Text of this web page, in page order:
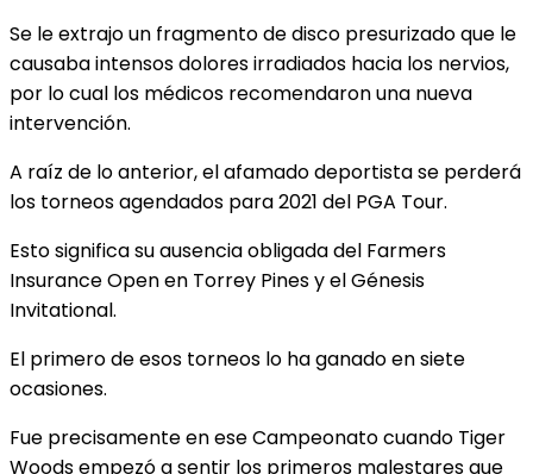
Se le extrajo un fragmento de disco presurizado que le
causaba intensos dolores irradiados hacia los nervios,
por lo cual los médicos recomendaron una nueva
intervención.
A raíz de lo anterior, el afamado deportista se perderá
los torneos agendados para 2021 del PGA Tour.
Esto significa su ausencia obligada del Farmers
Insurance Open en Torrey Pines y el Génesis
Invitational.
El primero de esos torneos lo ha ganado en siete
ocasiones.
Fue precisamente en ese Campeonato cuando Tiger
Woods empezó a sentir los primeros malestares que